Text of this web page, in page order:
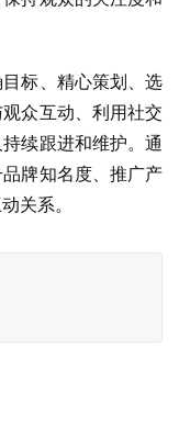
标、精心策划、选
众互动、利用社交
续跟进和维护。通
牌知名度、推广产
关系。